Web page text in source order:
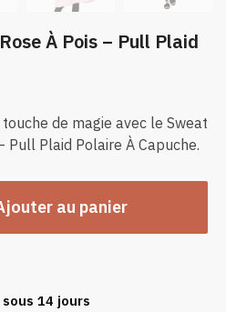
À Pois – Pull Plaid
de magie avec le Sweat
Pull Plaid Polaire À Capuche.
au panier
sous 14 jours